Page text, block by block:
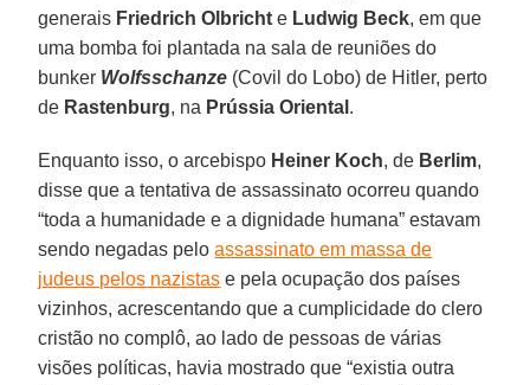
generais Friedrich Olbricht e Ludwig Beck, em que
uma bomba foi plantada na sala de reuniões do
bunker Wolfsschanze (Covil do Lobo) de Hitler, perto
de Rastenburg, na Prússia Oriental .
Enquanto isso, o arcebispo Heiner Koch, de Berlim,
disse que a tentativa de assassinato ocorreu quando
“toda a humanidade e a dignidade humana” estavam
sendo negadas peloassassinato em massa de
judeus pelos nazistas e pela ocupação dos países
vizinhos, acrescentando que a cumplicidade do clero
cristão no complô, ao lado de pessoas de várias
visões políticas, havia mostrado que “existia outra